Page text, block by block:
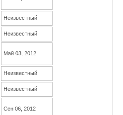
Неизвестный
Неизвестный
Май 03, 2012
Неизвестный
Неизвестный
Сен 06, 2012